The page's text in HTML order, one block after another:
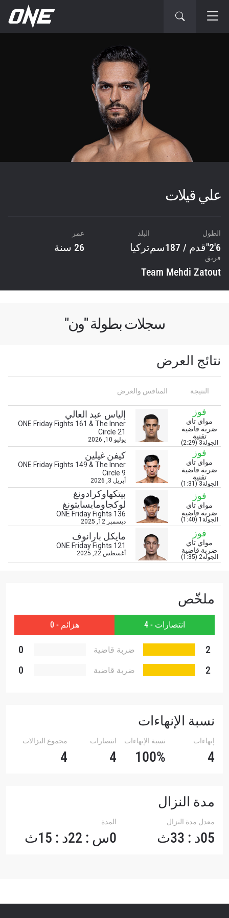
علي قيلات
الطول
6'2"قدم / 187سم
البلد
تركيا
عمر
26 سنة
فريق
Team Mehdi Zatout
سجلات بطولة "ون"
نتائج العرض
النتيجة المنافس والعرض
فوز
مواي تاي
ضربة قاضية
تقنية
الجولة3 (2:29)
إلياس عبد العالي
ONE Friday Fights 161 & The Inner
Circle 21
يوليو 10, 2026
فوز
مواي تاي
ضربة قاضية
تقنية
الجولة3 (1:31)
كيفن غيلين
ONE Friday Fights 149 & The Inner
Circle 9
أبريل 3, 2026
فوز
مواي تاي
ضربة قاضية
الجولة1 (1:40)
بيتكهاوكرادونغ
لوكجاومايسايثونغ
ONE Friday Fights 136
ديسمبر 12, 2025
فوز
مواي تاي
ضربة قاضية
الجولة2 (1:35)
مايكل بارانوف
ONE Friday Fights 121
أغسطس 22, 2025
ملخّص
انتصارات - 4 هزائم - 0
2 ضربة قاضية
0
2
ضربة قاضية
0
نسبة الإنهاءات
إنهاءات
4
نسبة الإنهاءات
100%
انتصارات
4
مجموع النزالات
4
مدة النزال
معدل مدة النزال
05د : 33ث
المدة
0س : 22د : 15ث
المنافس
العرض
شاهد أبرز اللقطات
ابق على اطّلاع
خذ بطولة "ون" معك أينما ذهبت! اشترك الآن للوصول
إلى آخر الأخبار، وفتح العروض الخاصة والحصول على
أفضل المقاعد لعروضنا الحية.
البريد الإلكتروني
الإسم
بإرسال هذا النموذج، فإنك توافق على جمعنا لمعلوماتك
واستخدامها والإفصاح عنها بموجب
يمكنك إلغاء الاشتراك في هذه المنشورات في أي وقت.